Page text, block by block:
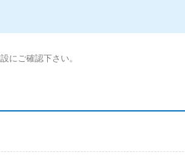
にご確認下さい。